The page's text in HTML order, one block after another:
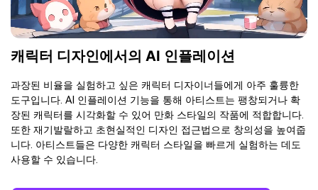
캐릭터 디자인에서의 AI 인플레이션
과장된 비율을 실험하고 싶은 캐릭터 디자이너들에게 아주 훌륭한
도구입니다. AI 인플레이션 기능을 통해 아티스트는 팽창되거나 확
장된 캐릭터를 시각화할 수 있어 만화 스타일의 작품에 적합합니다.
또한 재기발랄하고 초현실적인 디자인 접근법으로 창의성을 높여줍
니다. 아티스트들은 다양한 캐릭터 스타일을 빠르게 실험하는 데도
사용할 수 있습니다.